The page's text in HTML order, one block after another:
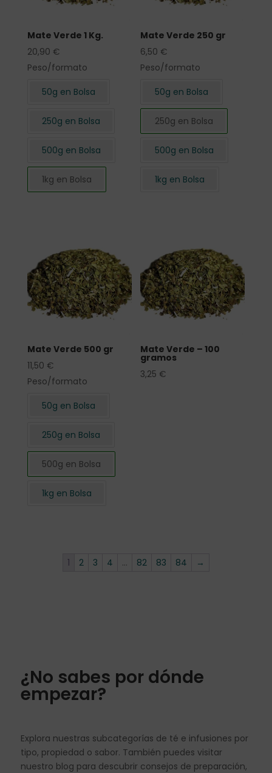
Mate Verde 1 Kg.
20,90 €
Peso/formato
50g en Bolsa
250g en Bolsa
500g en Bolsa
1kg en Bolsa
Mate Verde 250 gr
6,50 €
Peso/formato
50g en Bolsa
250g en Bolsa
500g en Bolsa
1kg en Bolsa
Mate Verde 500 gr
11,50 €
Peso/formato
50g en Bolsa
250g en Bolsa
500g en Bolsa
1kg en Bolsa
Mate Verde – 100
gramos
3,25 €
1 2 3 4 … 82 83 84 →
¿No sabes por dónde
empezar?
Explora nuestras subcategorías de té e infusiones por
tipo, propiedad o sabor. También puedes visitar
nuestro blog para descubrir consejos de preparación,